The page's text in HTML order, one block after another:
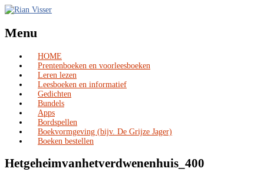
Menu
Skip
to
content
HOME
Prentenboeken en voorleesboeken
Leren lezen
Leesboeken en informatief
Gedichten
Bundels
Apps
Bordspellen
Boekvormgeving (bijv. De Grijze Jager)
Boeken bestellen
Hetgeheimvanhetverdwenenhuis_400